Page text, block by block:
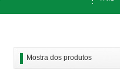
Mostra dos produtos